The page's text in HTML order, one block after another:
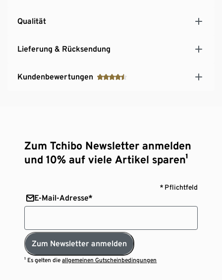
Qualität
Lieferung & Rücksendung
Kundenbewertungen
Zum Tchibo Newsletter anmelden
und 10% auf viele Artikel sparen¹
* Pflichtfeld
E-Mail-Adresse*
Zum Newsletter anmelden
¹ Es gelten dieallgemeinen Gutscheinbedingungen